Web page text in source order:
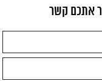
אתכם קשר